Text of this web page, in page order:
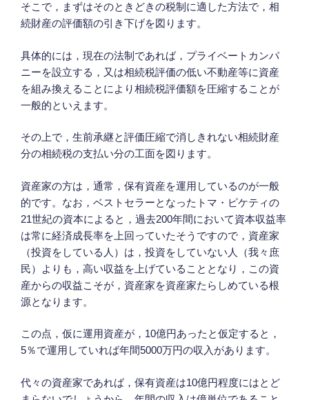
そこで，まずはそのときどきの税制に適した方法で，相
続財産の評価額の引き下げを図ります。
具体的には，現在の法制であれば，プライベートカンパ
ニーを設立する，又は相続税評価の低い不動産等に資産
を組み換えることにより相続税評価額を圧縮することが
一般的といえます。
その上で，生前承継と評価圧縮で消しきれない相続財産
分の相続税の支払い分の工面を図ります。
資産家の方は，通常，保有資産を運用しているのが一般
的です。なお，ベストセラーとなったトマ・ピケティの
21世紀の資本によると，過去200年間において資本収益率
は常に経済成長率を上回っていたそうですので，資産家
（投資をしている人）は，投資をしていない人（我々庶
民）よりも，高い収益を上げていることとなり，この資
産からの収益こそが，資産家を資産家たらしめている根
源となります。
この点，仮に運用資産が，10億円あったと仮定すると，
5％で運用していれば年間5000万円の収入があります。
代々の資産家であれば，保有資産は10億円程度にはとど